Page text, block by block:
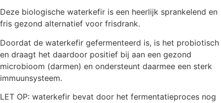
Deze biologische waterkefir is een heerlijk sprankelend en
fris gezond alternatief voor frisdrank.
Doordat de waterkefir gefermenteerd is, is het probiotisch
en draagt het daardoor positief bij aan een gezond
microbioom (darmen) en ondersteunt daarmee een sterk
immuunsysteem.
LET OP: waterkefir bevat door het fermentatieproces nog